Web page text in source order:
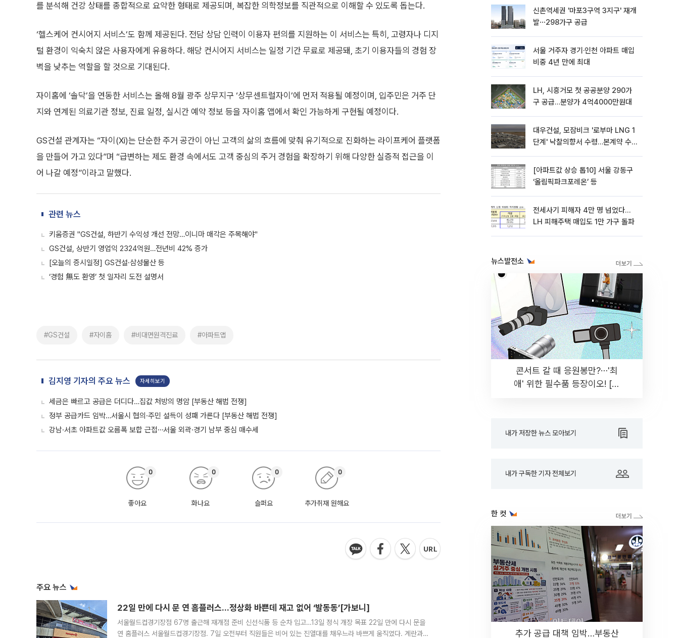
를 분석해 건강 상태를 종합적으로 요약한 형태로 제공되며, 복잡한 의학정보를 직관적으로 이해할 수 있도록 돕는다.
‘헬스케어 컨시어지 서비스’도 함께 제공된다. 전담 상담 인력이 이용자 편의를 지원하는 이 서비스는 특히, 고령자나 디지
털 환경이 익숙치 않은 사용자에게 유용하다. 해당 컨시어지 서비스는 일정 기간 무료로 제공돼, 초기 이용자들의 경험 장
벽을 낮추는 역할을 할 것으로 기대된다.
자이홈에 ‘솔닥’을 연동한 서비스는 올해 8월 광주 상무지구 ‘상무센트럴자이’에 먼저 적용될 예정이며, 입주민은 거주 단
지와 연계된 의료기관 정보, 진료 일정, 실시간 예약 정보 등을 자이홈 앱에서 확인 가능하게 구현될 예정이다.
GS건설 관계자는 “자이(Xi)는 단순한 주거 공간이 아닌 고객의 삶의 흐름에 맞춰 유기적으로 진화하는 라이프케어 플랫폼
을 만들어 가고 있다”며 “급변하는 제도 환경 속에서도 고객 중심의 주거 경험을 확장하기 위해 다양한 실증적 접근을 이
어 나갈 예정”이라고 말했다.
관련 뉴스
키움증권 "GS건설, 하반기 수익성 개선 전망…이니마 매각은 주목해야"
GS건설, 상반기 영업익 2324억원…전년비 42% 증가
[오늘의 증시일정] GS건설·삼성물산 등
‘경험 無도 환영’ 첫 일자리 도전 설명서
#GS건설 #자이홈 #비대면원격진료 #아파트앱
김지영 기자의 주요 뉴스 자세히보기
세금은 빠르고 공급은 더디다…집값 처방의 명암 [부동산 해법 전쟁]
정부 공급카드 임박…서울시 협의·주민 설득이 성패 가른다 [부동산 해법 전쟁]
강남·서초 아파트값 오름폭 보합 근접⋯서울 외곽·경기 남부 중심 매수세
좋아요
0
화나요
0
슬퍼요
0
추가취재 원해요
0
주요 뉴스
22일 만에 다시 문 연 홈플러스…정상화 바쁜데 재고 없어 ‘발동동’[가보니]
서울월드컵경기장점 67명 출근해 재개점 준비 신선식품 등 순차 입고…13일 정식 개장 목표 22일 만에 다시 문을
연 홈플러스 서울월드컵경기장점. 7일 오전부터 직원들은 비어 있는 진열대를 채우느라 바쁘게 움직였다. 계란과
신촌역세권 '마포3구역 3지구' 재개
발⋯298가구 공급
서울 거주자 경기·인천 아파트 매입
비중 4년 만에 최대
LH, 시흥거모 첫 공공분양 290가
구 공급…분양가 4억4000만원대
대우건설, 모잠비크 '로부마 LNG 1
단계' 낙찰의향서 수령…본계약 수
[아파트값 상승 톱10] 서울 강동구
‘올림픽파크포레온’ 등
전세사기 피해자 4만 명 넘었다…
LH 피해주택 매입도 1만 가구 돌파
뉴스발전소
콘서트 갈 때 응원봉만?⋯'최
애' 위한 필수품 등장이오! [솔
내가 저장한 뉴스 모아보기
내가 구독한 기자 전체보기
한 컷
추가 공급 대책 임박…부동산